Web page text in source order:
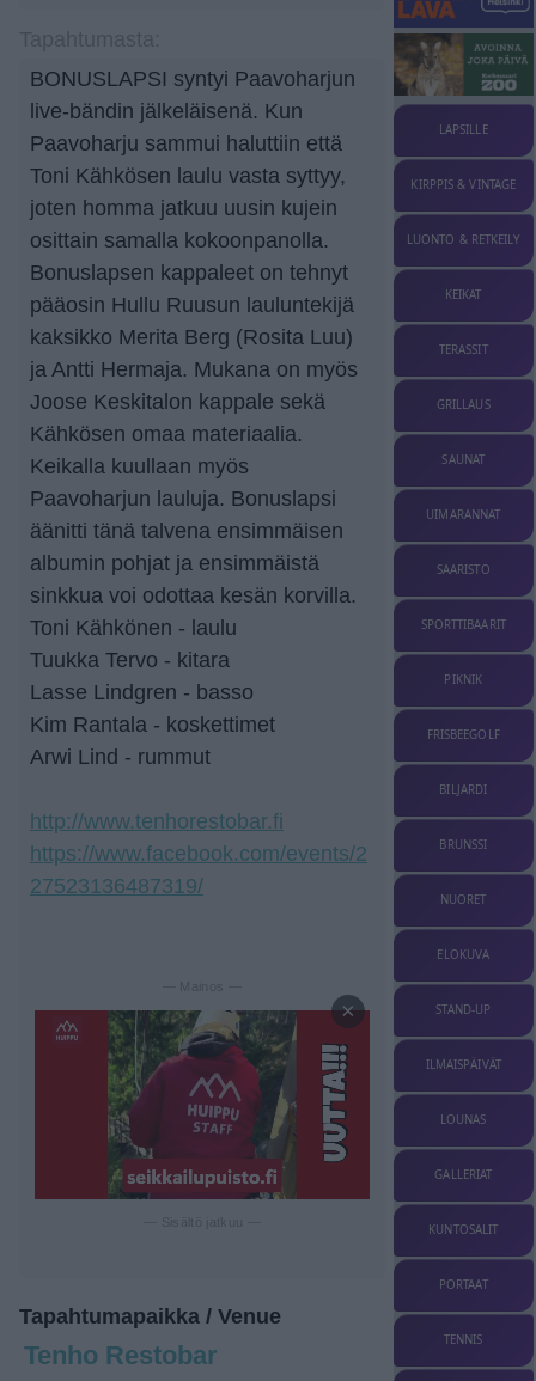
BONUSLAPSI syntyi Paavoharjun
live-bändin jälkeläisenä. Kun
Paavoharju sammui haluttiin että
Toni Kähkösen laulu vasta syttyy,
joten homma jatkuu uusin kujein
osittain samalla kokoonpanolla.
Bonuslapsen kappaleet on tehnyt
pääosin Hullu Ruusun lauluntekijä
kaksikko Merita Berg (Rosita Luu)
ja Antti Hermaja. Mukana on myös
Joose Keskitalon kappale sekä
Kähkösen omaa materiaalia.
Keikalla kuullaan myös
Paavoharjun lauluja. Bonuslapsi
äänitti tänä talvena ensimmäisen
albumin pohjat ja ensimmäistä
sinkkua voi odottaa kesän korvilla.
Toni Kähkönen - laulu
Tuukka Tervo - kitara
Lasse Lindgren - basso
Kim Rantala - koskettimet
Arwi Lind - rummut
http://www.tenhorestobar.fi
https://www.facebook.com/events/2
27523136487319/
— Mainos —
×
Tapahtumapaikka / Venue
Tenho Restobar
LAPSILLE
KIRPPIS & VINTAGE
LUONTO & RETKEILY
KEIKAT
TERASSIT
GRILLAUS
SAUNAT
UIMARANNAT
SAARISTO
SPORTTIBAARIT
PIKNIK
FRISBEEGOLF
BILJARDI
BRUNSSI
NUORET
ELOKUVA
STAND-UP
ILMAISPÄIVÄT
LOUNAS
GALLERIAT
KUNTOSALIT
PORTAAT
TENNIS